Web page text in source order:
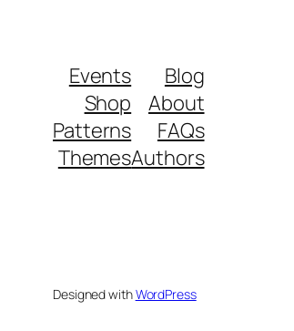
Blog
About
FAQs
Authors
Events
Shop
Patterns
Themes
Designed withWordPress